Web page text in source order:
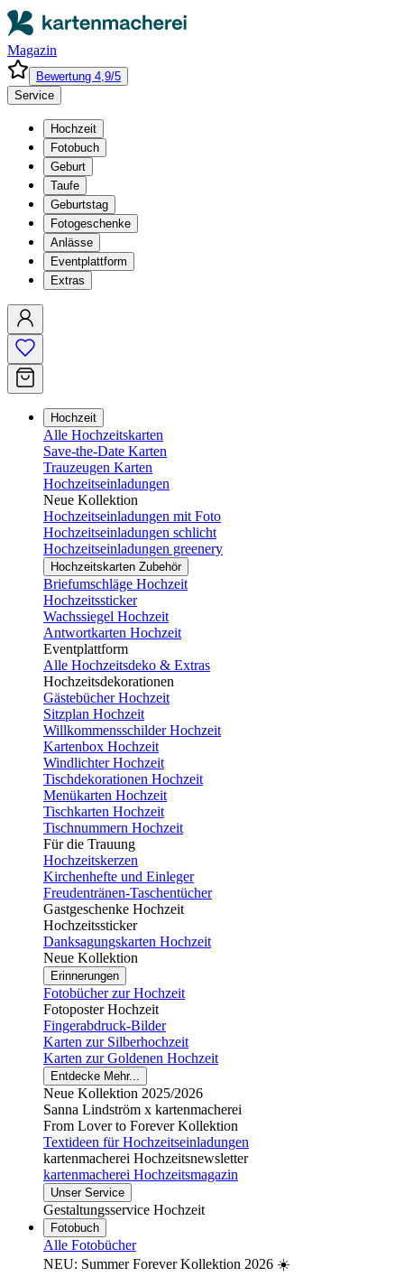
Magazin
Bewertung 4,9/5
Service
Hochzeit
Fotobuch
Geburt
Taufe
Geburtstag
Fotogeschenke
Anlässe
Eventplattform
Extras
Hochzeit
Alle Hochzeitskarten
Save-the-Date Karten
Trauzeugen Karten
Hochzeitseinladungen
Neue Kollektion
Hochzeitseinladungen mit Foto
Hochzeitseinladungen schlicht
Hochzeitseinladungen greenery
Hochzeitskarten Zubehör
Briefumschläge Hochzeit
Hochzeitssticker
Wachssiegel Hochzeit
Antwortkarten Hochzeit
Eventplattform
Alle Hochzeitsdeko & Extras
Hochzeitsdekorationen
Gästebücher Hochzeit
Sitzplan Hochzeit
Willkommensschilder Hochzeit
Kartenbox Hochzeit
Windlichter Hochzeit
Tischdekorationen Hochzeit
Menükarten Hochzeit
Tischkarten Hochzeit
Tischnummern Hochzeit
Für die Trauung
Hochzeitskerzen
Kirchenhefte und Einleger
Freudentränen-Taschentücher
Gastgeschenke Hochzeit
Hochzeitssticker
Danksagungskarten Hochzeit
Neue Kollektion
Erinnerungen
Fotobücher zur Hochzeit
Fotoposter Hochzeit
Fingerabdruck-Bilder
Karten zur Silberhochzeit
Karten zur Goldenen Hochzeit
Entdecke Mehr...
Neue Kollektion 2025/2026
Sanna Lindström x kartenmacherei
From Lover to Forever Kollektion
Textideen für Hochzeitseinladungen
kartenmacherei Hochzeitsnewsletter
kartenmacherei Hochzeitsmagazin
Unser Service
Gestaltungsservice Hochzeit
Fotobuch
Alle Fotobücher
NEU: Summer Forever Kollektion 2026 ☀️